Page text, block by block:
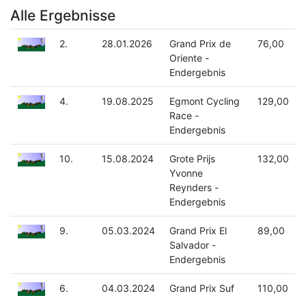
Alle Ergebnisse
2. 28.01.2026
Grand Prix de
Oriente -
Endergebnis
76,00
4. 19.08.2025
Egmont Cycling
Race -
Endergebnis
129,00
10. 15.08.2024
Grote Prijs
Yvonne
Reynders -
Endergebnis
132,00
9. 05.03.2024
Grand Prix El
Salvador -
Endergebnis
89,00
6. 04.03.2024
Grand Prix Suf
110,00